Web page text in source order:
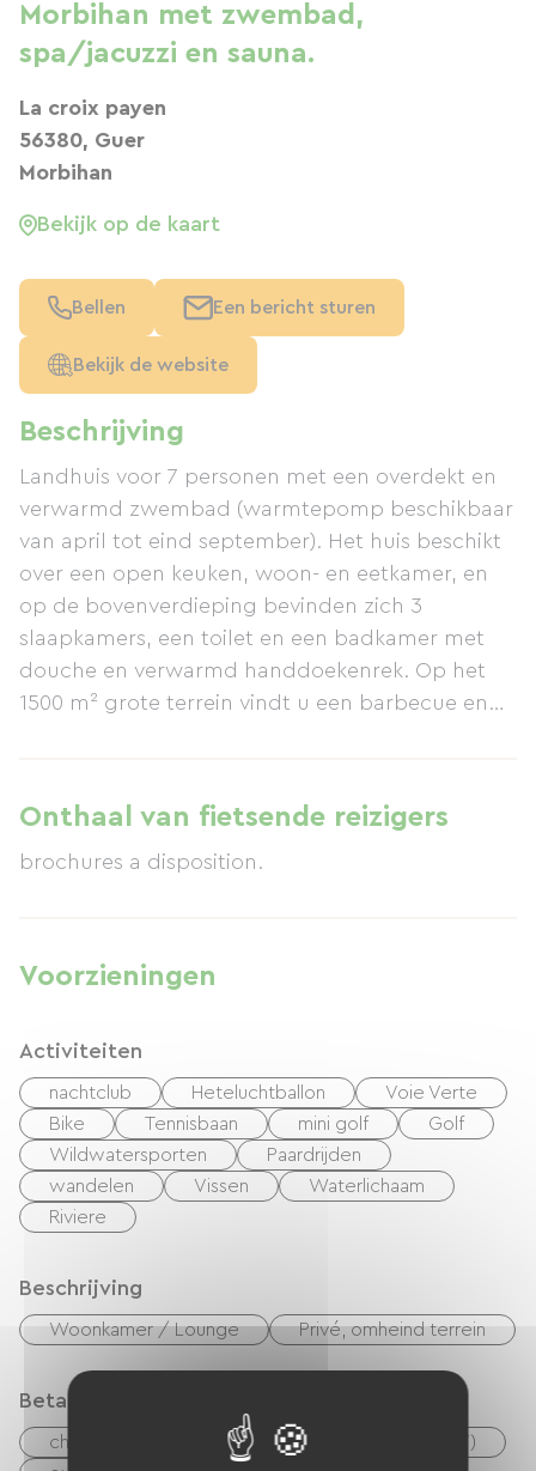
Beschrijving
Landhuis voor 7 personen met een overdekt en
verwarmd zwembad (warmtepomp beschikbaar
van april tot eind september). Het huis beschikt
over een open keuken, woon- en eetkamer, en
op de bovenverdieping bevinden zich 3
slaapkamers, een toilet en een badkamer met
douche en verwarmd handdoekenrek. Op het
1500 m² grote terrein vindt u een barbecue en
een video van het huis kunt u mijn persoonlijke
website bezoeken.
Onthaal van fietsende reizigers
brochures a disposition.
Voorzieningen
Activiteiten
nachtclub Heteluchtballon
Voie Verte
Bike
Tennisbaan mini golf
Golf
Wildwatersporten
Paardrijden
wandelen
Vissen
Waterlichaam
Riviere
Beschrijving
Woonkamer / Lounge Privé, omheind terrein
Betaalmethoden
checks
Vakantiebonnen (ANCV)
Morbihan met zwembad,
spa/jacuzzi en sauna.
La croix payen
56380, Guer
Morbihan
Bekijk op de kaart
Bellen Een bericht sturen
Bekijk de website